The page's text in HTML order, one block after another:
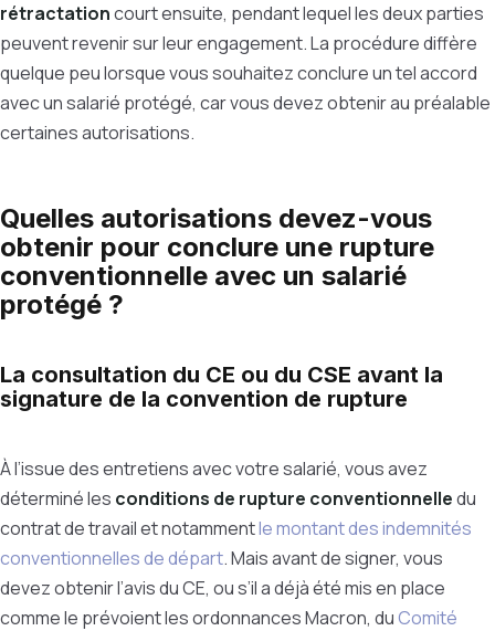
rétractationcourt ensuite, pendant lequel les deux parties
peuvent revenir sur leur engagement. La procédure diffère
quelque peu lorsque vous souhaitez conclure un tel accord
avec un salarié protégé, car vous devez obtenir au préalable
certaines autorisations.
Quelles autorisations devez-vous
obtenir pour conclure une rupture
conventionnelle avec un salarié
protégé ?
La consultation du CE ou du CSE avant la
signature de la convention de rupture
À l’issue des entretiens avec votre salarié, vous avez
déterminé les conditions de rupture conventionnelledu
contrat de travail et notammentle montant des indemnités
conventionnelles de départ. Mais avant de signer, vous
devez obtenir l’avis du CE, ou s’il a déjà été mis en place
comme le prévoient les ordonnances Macron, du Comité